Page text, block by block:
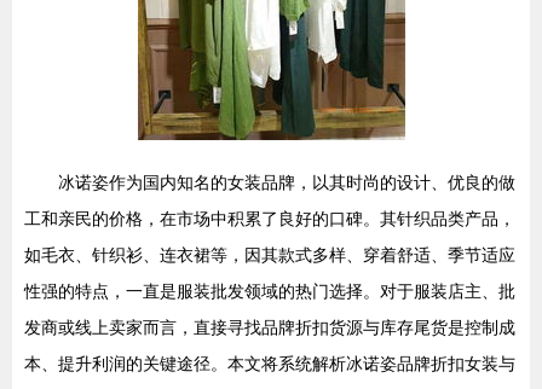
冰诺姿作为国内知名的女装品牌，以其时尚的设计、优良的做
工和亲民的价格，在市场中积累了良好的口碑。其针织品类产品，
如毛衣、针织衫、连衣裙等，因其款式多样、穿着舒适、季节适应
性强的特点，一直是服装批发领域的热门选择。对于服装店主、批
发商或线上卖家而言，直接寻找品牌折扣货源与库存尾货是控制成
本、提升利润的关键途径。本文将系统解析冰诺姿品牌折扣女装与